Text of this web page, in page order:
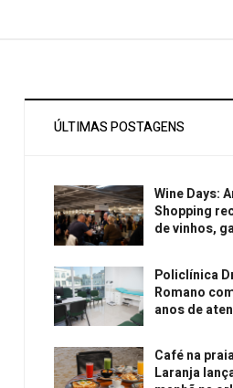
ÚLTIMAS POSTAGENS
Wine Days:
Shopping
de vinhos,
Policlínica
Romano
anos de
Café na
Laranja